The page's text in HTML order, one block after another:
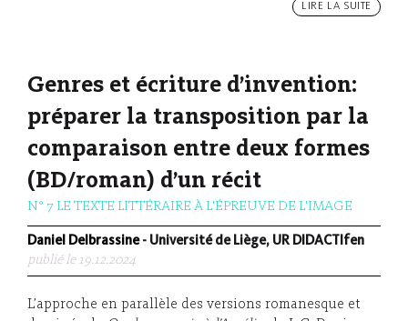
LIRE LA SUITE
Genres et écriture d’invention:
préparer la transposition par la
comparaison entre deux formes
(BD/roman) d’un récit
N° 7 LE TEXTE LITTÉRAIRE À L'ÉPREUVE DE L'IMAGE
Daniel Delbrassine- Université de Liège, UR DIDACTIfen
publié le 19.12.2024
L’approche en parallèle des versions romanesque et